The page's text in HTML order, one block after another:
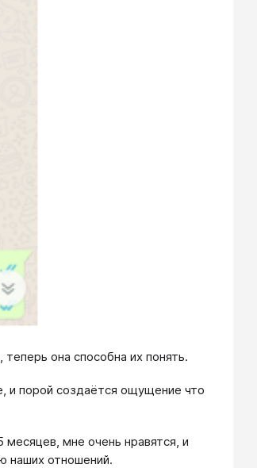
она способна их понять.
и порой создаётся ощущение что
мне очень нравятся, и
наших отношений.